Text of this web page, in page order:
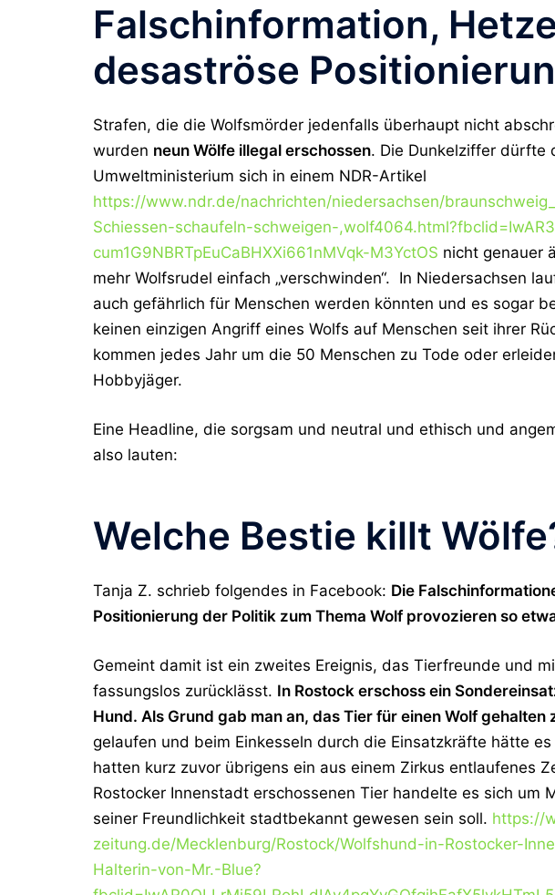
Falschinformation,
desaströse
Strafen, die die Wolfsmörder jedenfalls überhaupt nicht
wurden neun Wölfe illegal erschossen. Die Dunkelziffer dürfte
Umweltministerium sich in einem NDR-Artikel
https://www.ndr.de/nachrichten/niedersachsen/
Schiessen-schaufeln-schweigen-
cum1G9NBRTpEuCaBHXXi661nMVqk-M3YctOS nicht genauer
mehr Wolfsrudel einfach „verschwinden“. In Niedersachsen
auch gefährlich für Menschen werden könnten und es sogar
keinen einzigen Angriff eines Wolfs auf Menschen seit ihrer
kommen jedes Jahr um die 50 Menschen zu Tode oder
Hobbyjäger.
Eine Headline, die sorgsam und neutral und ethisch und
also lauten:
Welche Bestie killt
Tanja Z. schrieb folgendes in Facebook: Die
Positionierung der Politik zum Thema Wolf provozieren so
Gemeint damit ist ein zweites Ereignis, das Tierfreunde und
fassungslos zurücklässt. In Rostock erschoss ein
Hund. Als Grund gab man an, das Tier für einen Wolf gehalten
gelaufen und beim Einkesseln durch die Einsatzkräfte hätte
hatten kurz zuvor übrigens ein aus einem Zirkus entlaufenes
Rostocker Innenstadt erschossenen Tier handelte es sich um
seiner Freundlichkeit stadtbekannt gewesen sein soll. https://
zeitung.de/Mecklenburg/Rostock/Wolfshund-in-Rostocker-
Halterin-von-Mr.-Blue?